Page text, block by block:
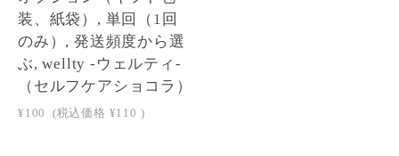
装、紙袋）, 単回（1回
のみ）, 発送頻度から選
ぶ, wellty -ウェルティ-
（セルフケアショコラ）
¥100 (税込価格 ¥110 )